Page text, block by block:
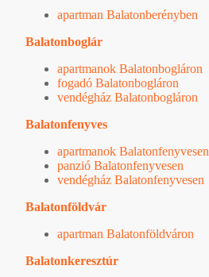
apartman Balatonberényben
Balatonboglár
apartmanok Balatonbogláron
fogadó Balatonbogláron
vendégház Balatonbogláron
Balatonfenyves
apartmanok Balatonfenyvesen
panzió Balatonfenyvesen
vendégház Balatonfenyvesen
Balatonföldvár
apartman Balatonföldváron
Balatonkeresztúr